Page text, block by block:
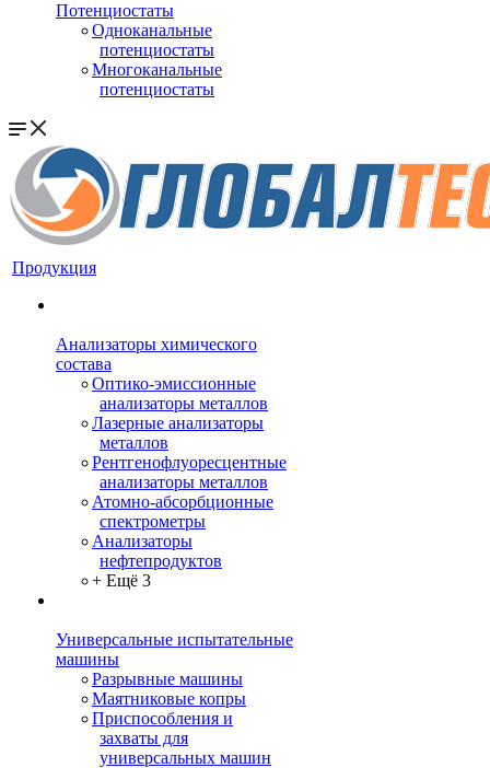
Потенциостаты
Одноканальные
потенциостаты
Многоканальные
потенциостаты
Продукция
Анализаторы химического
состава
Оптико-эмиссионные
анализаторы металлов
Лазерные анализаторы
металлов
Рентгенофлуоресцентные
анализаторы металлов
Атомно-абсорбционные
спектрометры
Анализаторы
нефтепродуктов
+ Ещё 3
Универсальные испытательные
машины
Разрывные машины
Маятниковые копры
Приспособления и
захваты для
универсальных машин